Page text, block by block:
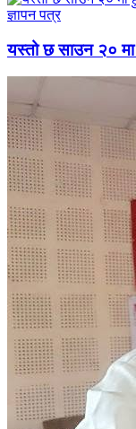
यस्तो छ साउन २० मा